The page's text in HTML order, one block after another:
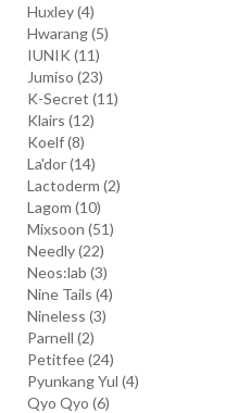
Huxley(4)
Hwarang(5)
IUNIK (11)
Jumiso (23)
K-Secret (11)
Klairs (12)
Koelf(8)
La'dor(14)
Lactoderm (2)
Lagom (10)
Mixsoon (51)
Needly(22)
Neos:lab (3)
Nine Tails (4)
Nineless (3)
Parnell (2)
Petitfee(24)
Pyunkang Yul (4)
Qyo Qyo (6)